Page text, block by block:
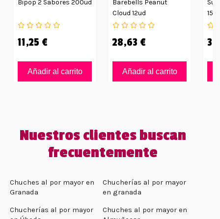
Bipop 2 Sabores 200ud
11,25 €
Añadir al carrito
Barebells Peanut
Cloud 12ud
28,63 €
Añadir al carrito
Nuestros clientes buscan
frecuentemente
Chuches al por mayor en
Granada
Chucherías al por mayor
en granada
Chucherías al por mayor
Chuches al por mayor en